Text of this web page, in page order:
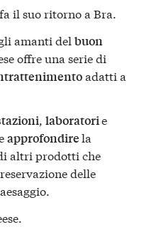
il suo ritorno a Bra.
amanti delbuon
offre una serie di
adatti a
,laboratorie
approfondirela
altri prodotti che
delle